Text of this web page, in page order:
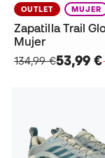
OUTLET MUJER
Zapatilla Trail
Mujer
134,99 €53,99 €